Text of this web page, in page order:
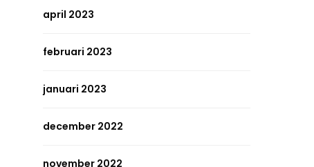
april 2023
februari 2023
januari 2023
december 2022
november 2022